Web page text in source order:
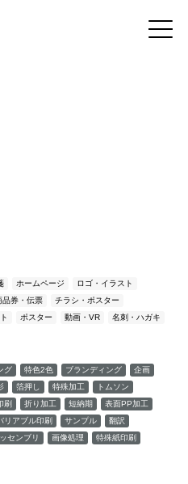
ホームページ
ロゴ・イラスト
品券・伝票
チラシ・ポスター
ポスター 動画・VR
名刺・ハガキ
グ 特色2色 ブランディング
企画
箔押し 特殊加工
トムソン
刷 折り加工 短納期
表面PP加工
リアブル印刷 サンプル
翻訳
センブリ 画像処理
特殊紙印刷